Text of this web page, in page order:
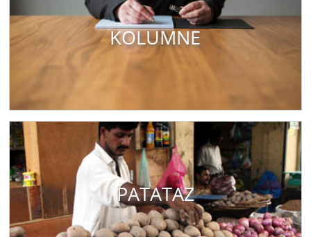
KOLUMNE
PATATAZ